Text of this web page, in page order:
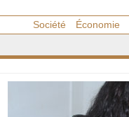
Société Économie